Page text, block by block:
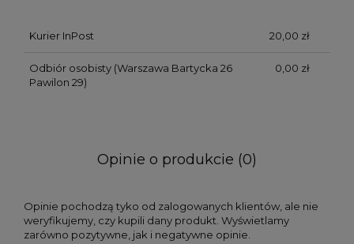
Kurier InPost 20,00 zł
Odbiór osobisty(Warszawa Bartycka 26
Pawilon 29)
0,00 zł
Opinie o produkcie (0)
Opinie pochodzą tyko od zalogowanych klientów, ale nie
weryfikujemy, czy kupili dany produkt. Wyświetlamy
zarówno pozytywne, jak i negatywne opinie.